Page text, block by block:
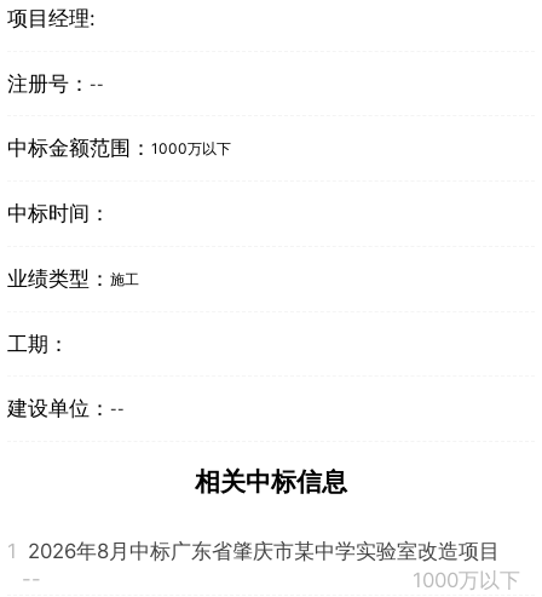
项目经理:
注册号： --
中标金额范围： 1000万以下
中标时间：
业绩类型： 施工
工期：
建设单位： --
相关中标信息
1 2026年8月中标广东省肇庆市某中学实验室改造项目
--
1000万以下